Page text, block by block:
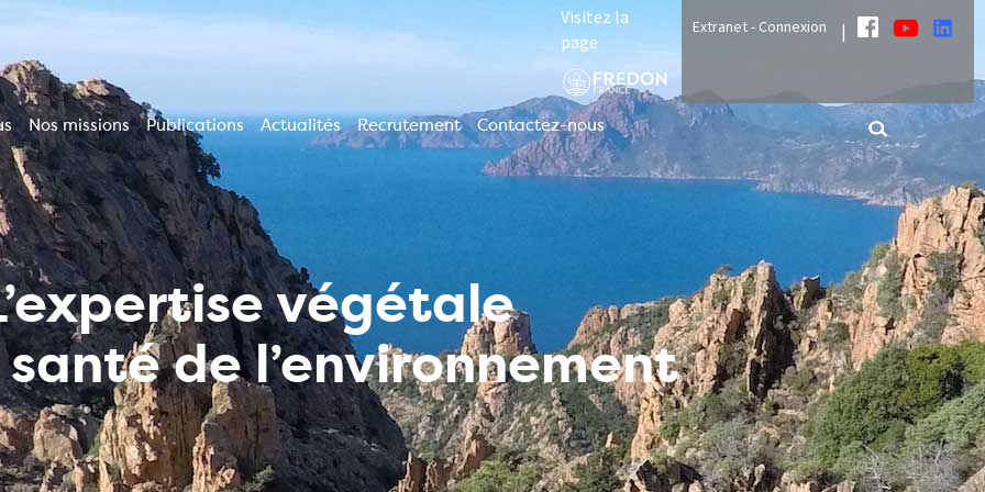
Visitez la
page
Extranet - Connexion |
Nos missions Publications Actualités Recrutement Contactez-nous
végétale
de l’environnement